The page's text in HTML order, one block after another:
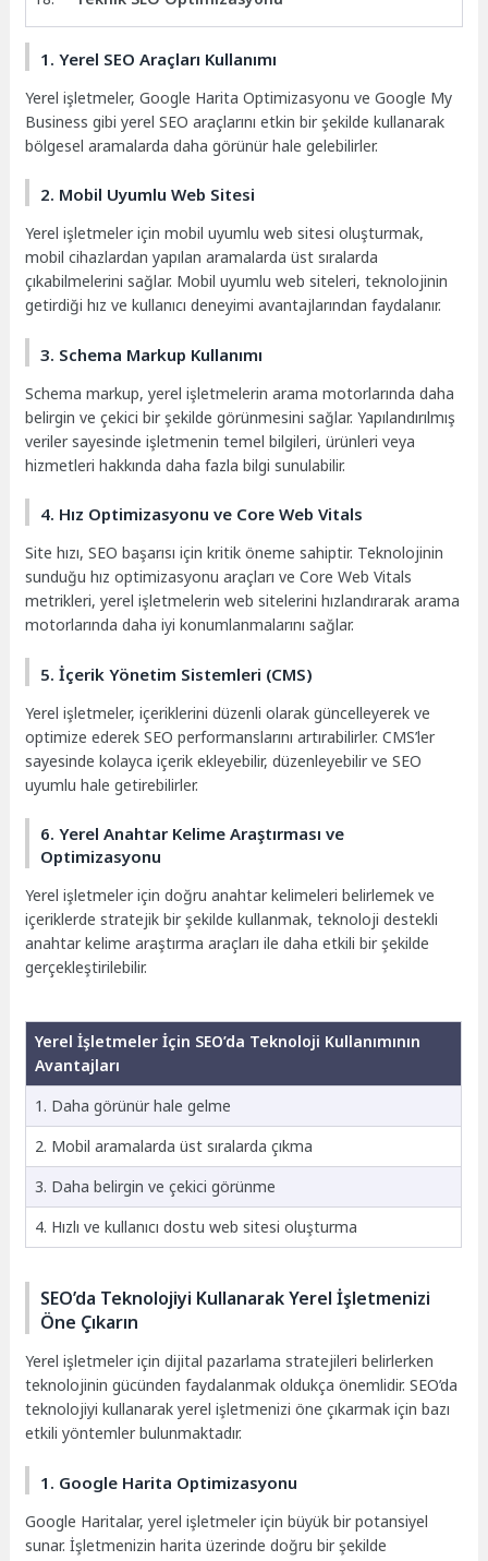
1. Yerel SEO Araçları Kullanımı
Yerel işletmeler, Google Harita Optimizasyonu ve Google My
Business gibi yerel SEO araçlarını etkin bir şekilde kullanarak
bölgesel aramalarda daha görünür hale gelebilirler.
2. Mobil Uyumlu Web Sitesi
Yerel işletmeler için mobil uyumlu web sitesi oluşturmak,
mobil cihazlardan yapılan aramalarda üst sıralarda
çıkabilmelerini sağlar. Mobil uyumlu web siteleri, teknolojinin
getirdiği hız ve kullanıcı deneyimi avantajlarından faydalanır.
3. Schema Markup Kullanımı
Schema markup, yerel işletmelerin arama motorlarında daha
belirgin ve çekici bir şekilde görünmesini sağlar. Yapılandırılmış
veriler sayesinde işletmenin temel bilgileri, ürünleri veya
hizmetleri hakkında daha fazla bilgi sunulabilir.
4. Hız Optimizasyonu ve Core Web Vitals
Site hızı, SEO başarısı için kritik öneme sahiptir. Teknolojinin
sunduğu hız optimizasyonu araçları ve Core Web Vitals
metrikleri, yerel işletmelerin web sitelerini hızlandırarak arama
motorlarında daha iyi konumlanmalarını sağlar.
5. İçerik Yönetim Sistemleri (CMS)
Yerel işletmeler, içeriklerini düzenli olarak güncelleyerek ve
optimize ederek SEO performanslarını artırabilirler. CMS’ler
sayesinde kolayca içerik ekleyebilir, düzenleyebilir ve SEO
uyumlu hale getirebilirler.
6. Yerel Anahtar Kelime Araştırması ve
Optimizasyonu
Yerel işletmeler için doğru anahtar kelimeleri belirlemek ve
içeriklerde stratejik bir şekilde kullanmak, teknoloji destekli
anahtar kelime araştırma araçları ile daha etkili bir şekilde
gerçekleştirilebilir.
Yerel İşletmeler İçin SEO’da Teknoloji Kullanımının
Avantajları
1. Daha görünür hale gelme
2. Mobil aramalarda üst sıralarda çıkma
3. Daha belirgin ve çekici görünme
4. Hızlı ve kullanıcı dostu web sitesi oluşturma
SEO’da Teknolojiyi Kullanarak Yerel İşletmenizi
Öne Çıkarın
Yerel işletmeler için dijital pazarlama stratejileri belirlerken
teknolojinin gücünden faydalanmak oldukça önemlidir. SEO’da
teknolojiyi kullanarak yerel işletmenizi öne çıkarmak için bazı
etkili yöntemler bulunmaktadır.
1. Google Harita Optimizasyonu
Google Haritalar, yerel işletmeler için büyük bir potansiyel
sunar. İşletmenizin harita üzerinde doğru bir şekilde